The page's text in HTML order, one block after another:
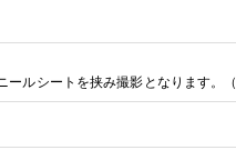
ールシートを挟み撮影となります。（